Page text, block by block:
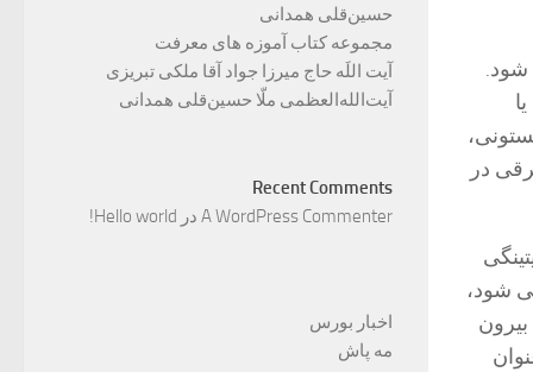
شود.
در
شود،
بیرون
حسین‌قلی همدانی
مجموعه کتاب آموزه های معرفت
آیت اللَه حاج میرزا جواد آقا ملکی تبریزی
آیت‌الله‌العظمی ملّا حسین‌قلی همدانی
Recent Comments
A WordPress Commenter در Hello world!
اخبار بورس
مه پاش